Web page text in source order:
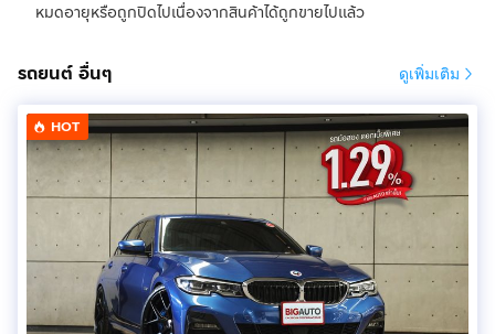
หมดอายุหรือถูกปิดไปเนื่องจากสินค้าได้ถูกขายไปแล้ว
รถยนต์ อื่นๆ ดูเพิ่มเติม
HOT